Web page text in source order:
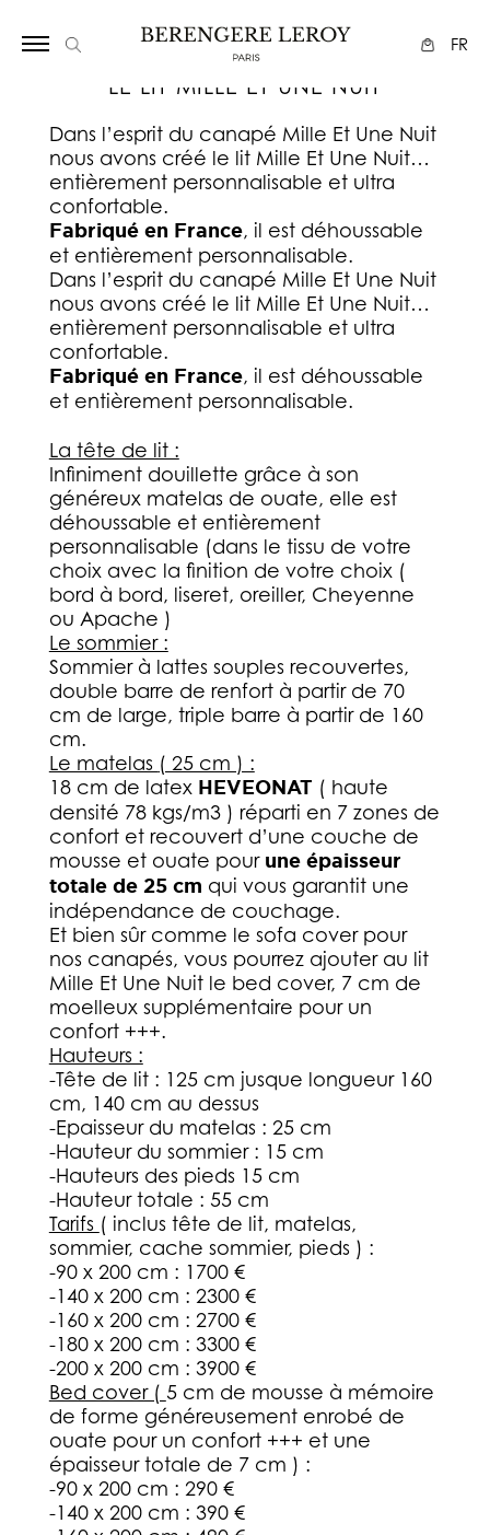
FR
LE LIT MILLE ET UNE NUIT
Dans l’esprit du canapé Mille Et Une Nuit
nous avons créé le lit Mille Et Une Nuit…
entièrement personnalisable et ultra
confortable.
Fabriqué en France, il est déhoussable
et entièrement personnalisable.
Dans l’esprit du canapé Mille Et Une Nuit
nous avons créé le lit Mille Et Une Nuit…
entièrement personnalisable et ultra
confortable.
Fabriqué en France, il est déhoussable
et entièrement personnalisable.
La tête de lit :
Infiniment douillette grâce à son
généreux matelas de ouate, elle est
déhoussable et entièrement
personnalisable (dans le tissu de votre
choix avec la finition de votre choix (
bord à bord, liseret, oreiller, Cheyenne
ou Apache )
Le sommier :
Sommier à lattes souples recouvertes,
double barre de renfort à partir de 70
cm de large, triple barre à partir de 160
cm.
Le matelas ( 25 cm ) :
18 cm de latex HEVEONAT ( haute
densité 78 kgs/m3 ) réparti en 7 zones de
confort et recouvert d’une couche de
mousse et ouate pour une épaisseur
totale de 25 cm qui vous garantit une
indépendance de couchage.
Et bien sûr comme le sofa cover pour
nos canapés, vous pourrez ajouter au lit
Mille Et Une Nuit le bed cover, 7 cm de
moelleux supplémentaire pour un
confort +++.
Hauteurs :
-Tête de lit : 125 cm jusque longueur 160
cm, 140 cm au dessus
-Epaisseur du matelas : 25 cm
-Hauteur du sommier : 15 cm
-Hauteurs des pieds 15 cm
-Hauteur totale : 55 cm
Tarifs ( inclus tête de lit, matelas,
sommier, cache sommier, pieds ) :
-90 x 200 cm : 1700 €
-140 x 200 cm : 2300 €
-160 x 200 cm : 2700 €
-180 x 200 cm : 3300 €
-200 x 200 cm : 3900 €
Bed cover ( 5 cm de mousse à mémoire
de forme généreusement enrobé de
ouate pour un confort +++ et une
épaisseur totale de 7 cm ) :
-90 x 200 cm : 290 €
-140 x 200 cm : 390 €